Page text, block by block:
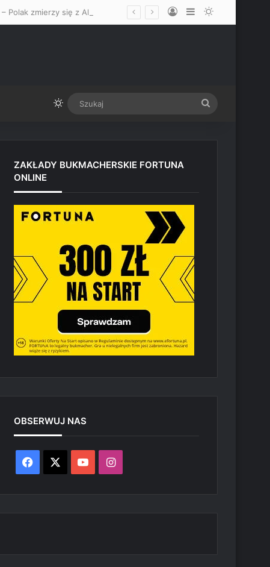
Log InSidebarSwitch skin
Switch skin
ZAKŁADY BUKMACHERSKIE FORTUNA
ONLINE
OBSERWUJ NAS
Facebook YouTubeInstagram